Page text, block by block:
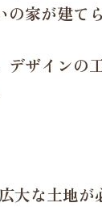
家が建て
ザインの工
大な土地